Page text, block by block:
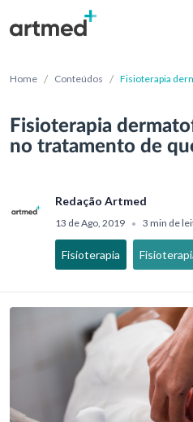
Home / Conteúdos / Fisioterapia
Fisioterapia
no tratamento de
Redação Artmed
13 de Ago, 2019 • 3 min de
Fisioterapia